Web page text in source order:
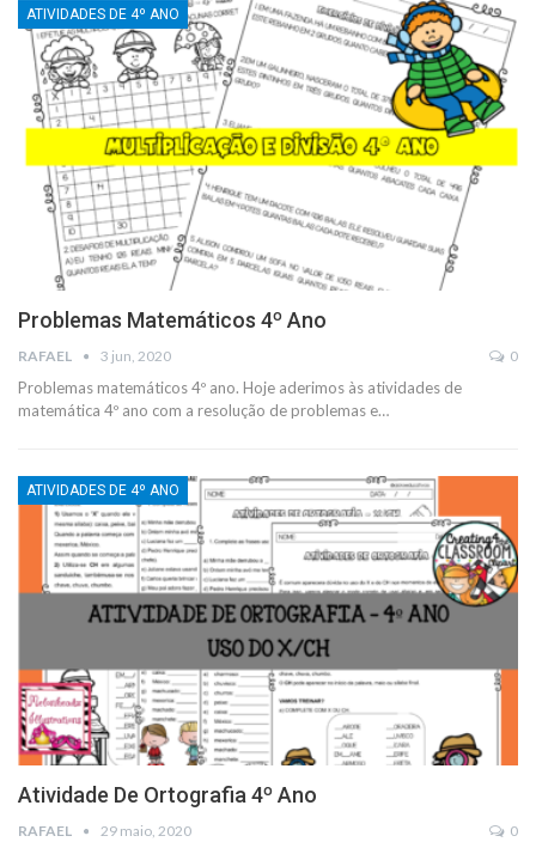
ATIVIDADES DE 4º ANO
Problemas Matemáticos 4º Ano
RAFAEL 3 jun, 2020 0
Problemas matemáticos 4º ano. Hoje aderimos às atividades de
matemática 4º ano com a resolução de problemas e…
ATIVIDADES DE 4º ANO
Atividade De Ortografia 4º Ano
RAFAEL 29 maio, 2020 0